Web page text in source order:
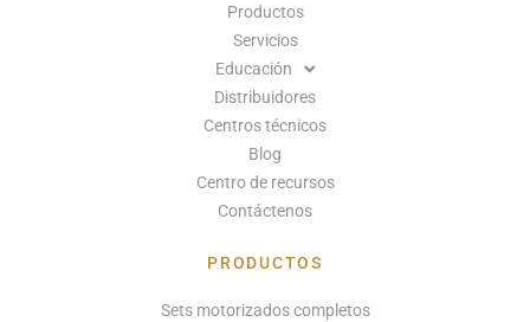
Productos
Servicios
Educación
Distribuidores
Centros técnicos
Blog
Centro de recursos
Contáctenos
PRODUCTOS
Sets motorizados completos